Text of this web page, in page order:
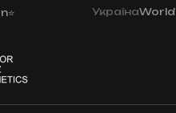
УкраїнаWorld